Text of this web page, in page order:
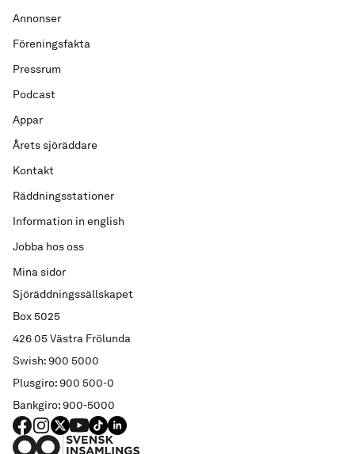
Sjöräddningssällskapet
Box 5025
426 05 Västra Frölunda
Swish: 900 5000
Plusgiro: 900 500-0
Bankgiro: 900-5000
Annonser
Föreningsfakta
Pressrum
Podcast
Appar
Årets sjöräddare
Kontakt
Räddningsstationer
Information in english
Jobba hos oss
Mina sidor
FACEBOOK
Instagram
X YouTube
TIKTOKLINKED IN